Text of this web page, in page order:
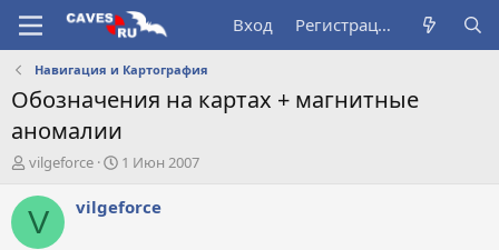
Вход Регистрация
Навигация и Картография
Обозначения на картах + магнитные
аномалии
А
т
о
vilgeforce
Д
т
1 Июн 2007
V vilgeforce